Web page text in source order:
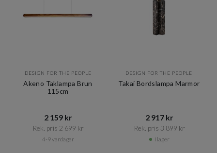
DESIGN FOR THE PEOPLE
Akeno Taklampa Brun
115cm
2 159 kr​​
Rek. pris 2 699 kr​​
4-9 vardagar
DESIGN FOR THE PEOPLE
Takai Bordslampa Marmor
2 917 kr​​
Rek. pris 3 899 kr​​
I lager